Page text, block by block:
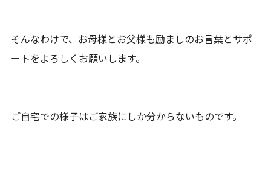
そんなわけで、お母様とお父様も励ましのお言葉とサポ
ートをよろしくお願いします。
ご自宅での様子はご家族にしか分からないものです。